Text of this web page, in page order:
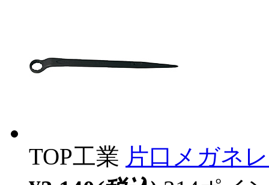
TOP工業 片口メガネ